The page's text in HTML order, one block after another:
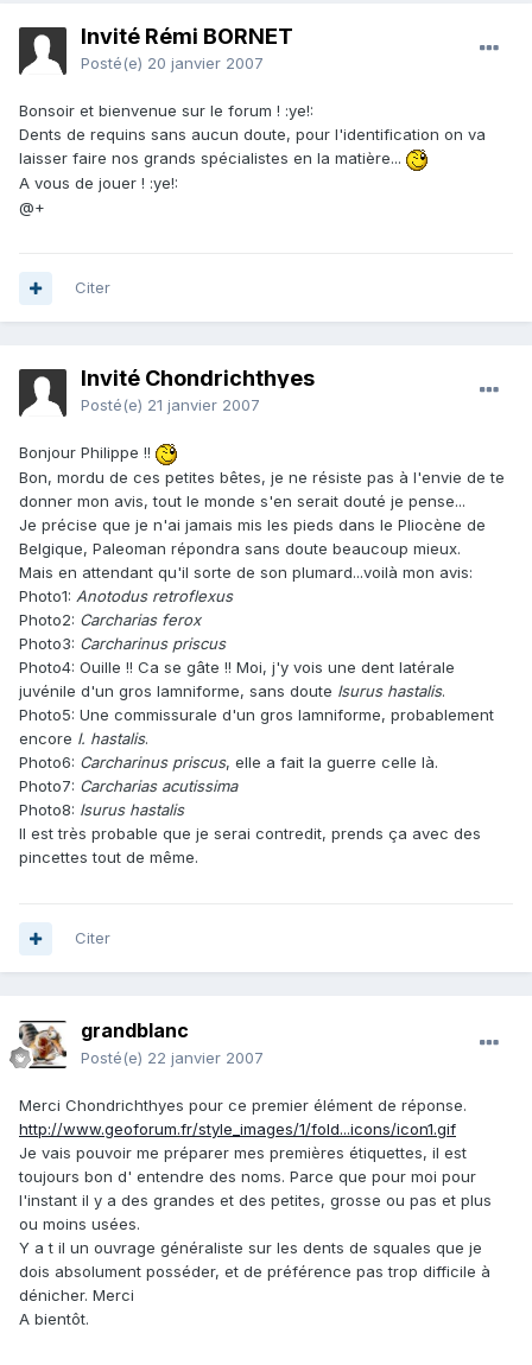
Invité Rémi BORNET
Posté(e) 20 janvier 2007
Bonsoir et bienvenue sur le forum ! :ye!:
Dents de requins sans aucun doute, pour l'identification on va
laisser faire nos grands spécialistes en la matière...
A vous de jouer ! :ye!:
@+
Citer
Invité Chondrichthyes
Posté(e) 21 janvier 2007
Bonjour Philippe !!
Bon, mordu de ces petites bêtes, je ne résiste pas à l'envie de te
donner mon avis, tout le monde s'en serait douté je pense...
Je précise que je n'ai jamais mis les pieds dans le Pliocène de
Belgique, Paleoman répondra sans doute beaucoup mieux.
Mais en attendant qu'il sorte de son plumard...voilà mon avis:
Photo1: Anotodus retroflexus
Photo2: Carcharias ferox
Photo3: Carcharinus priscus
Photo4: Ouille !! Ca se gâte !! Moi, j'y vois une dent latérale
juvénile d'un gros lamniforme, sans doute Isurus hastalis.
Photo5: Une commissurale d'un gros lamniforme, probablement
encore I. hastalis.
Photo6: Carcharinus priscus, elle a fait la guerre celle là.
Photo7: Carcharias acutissima
Photo8: Isurus hastalis
Il est très probable que je serai contredit, prends ça avec des
pincettes tout de même.
Citer
grandblanc
Posté(e) 22 janvier 2007
Merci Chondrichthyes pour ce premier élément de réponse.
http://www.geoforum.fr/style_images/1/fold...icons/icon1.gif
Je vais pouvoir me préparer mes premières étiquettes, il est
toujours bon d' entendre des noms. Parce que pour moi pour
l'instant il y a des grandes et des petites, grosse ou pas et plus
ou moins usées.
Y a t il un ouvrage généraliste sur les dents de squales que je
dois absolument posséder, et de préférence pas trop difficile à
dénicher. Merci
A bientôt.